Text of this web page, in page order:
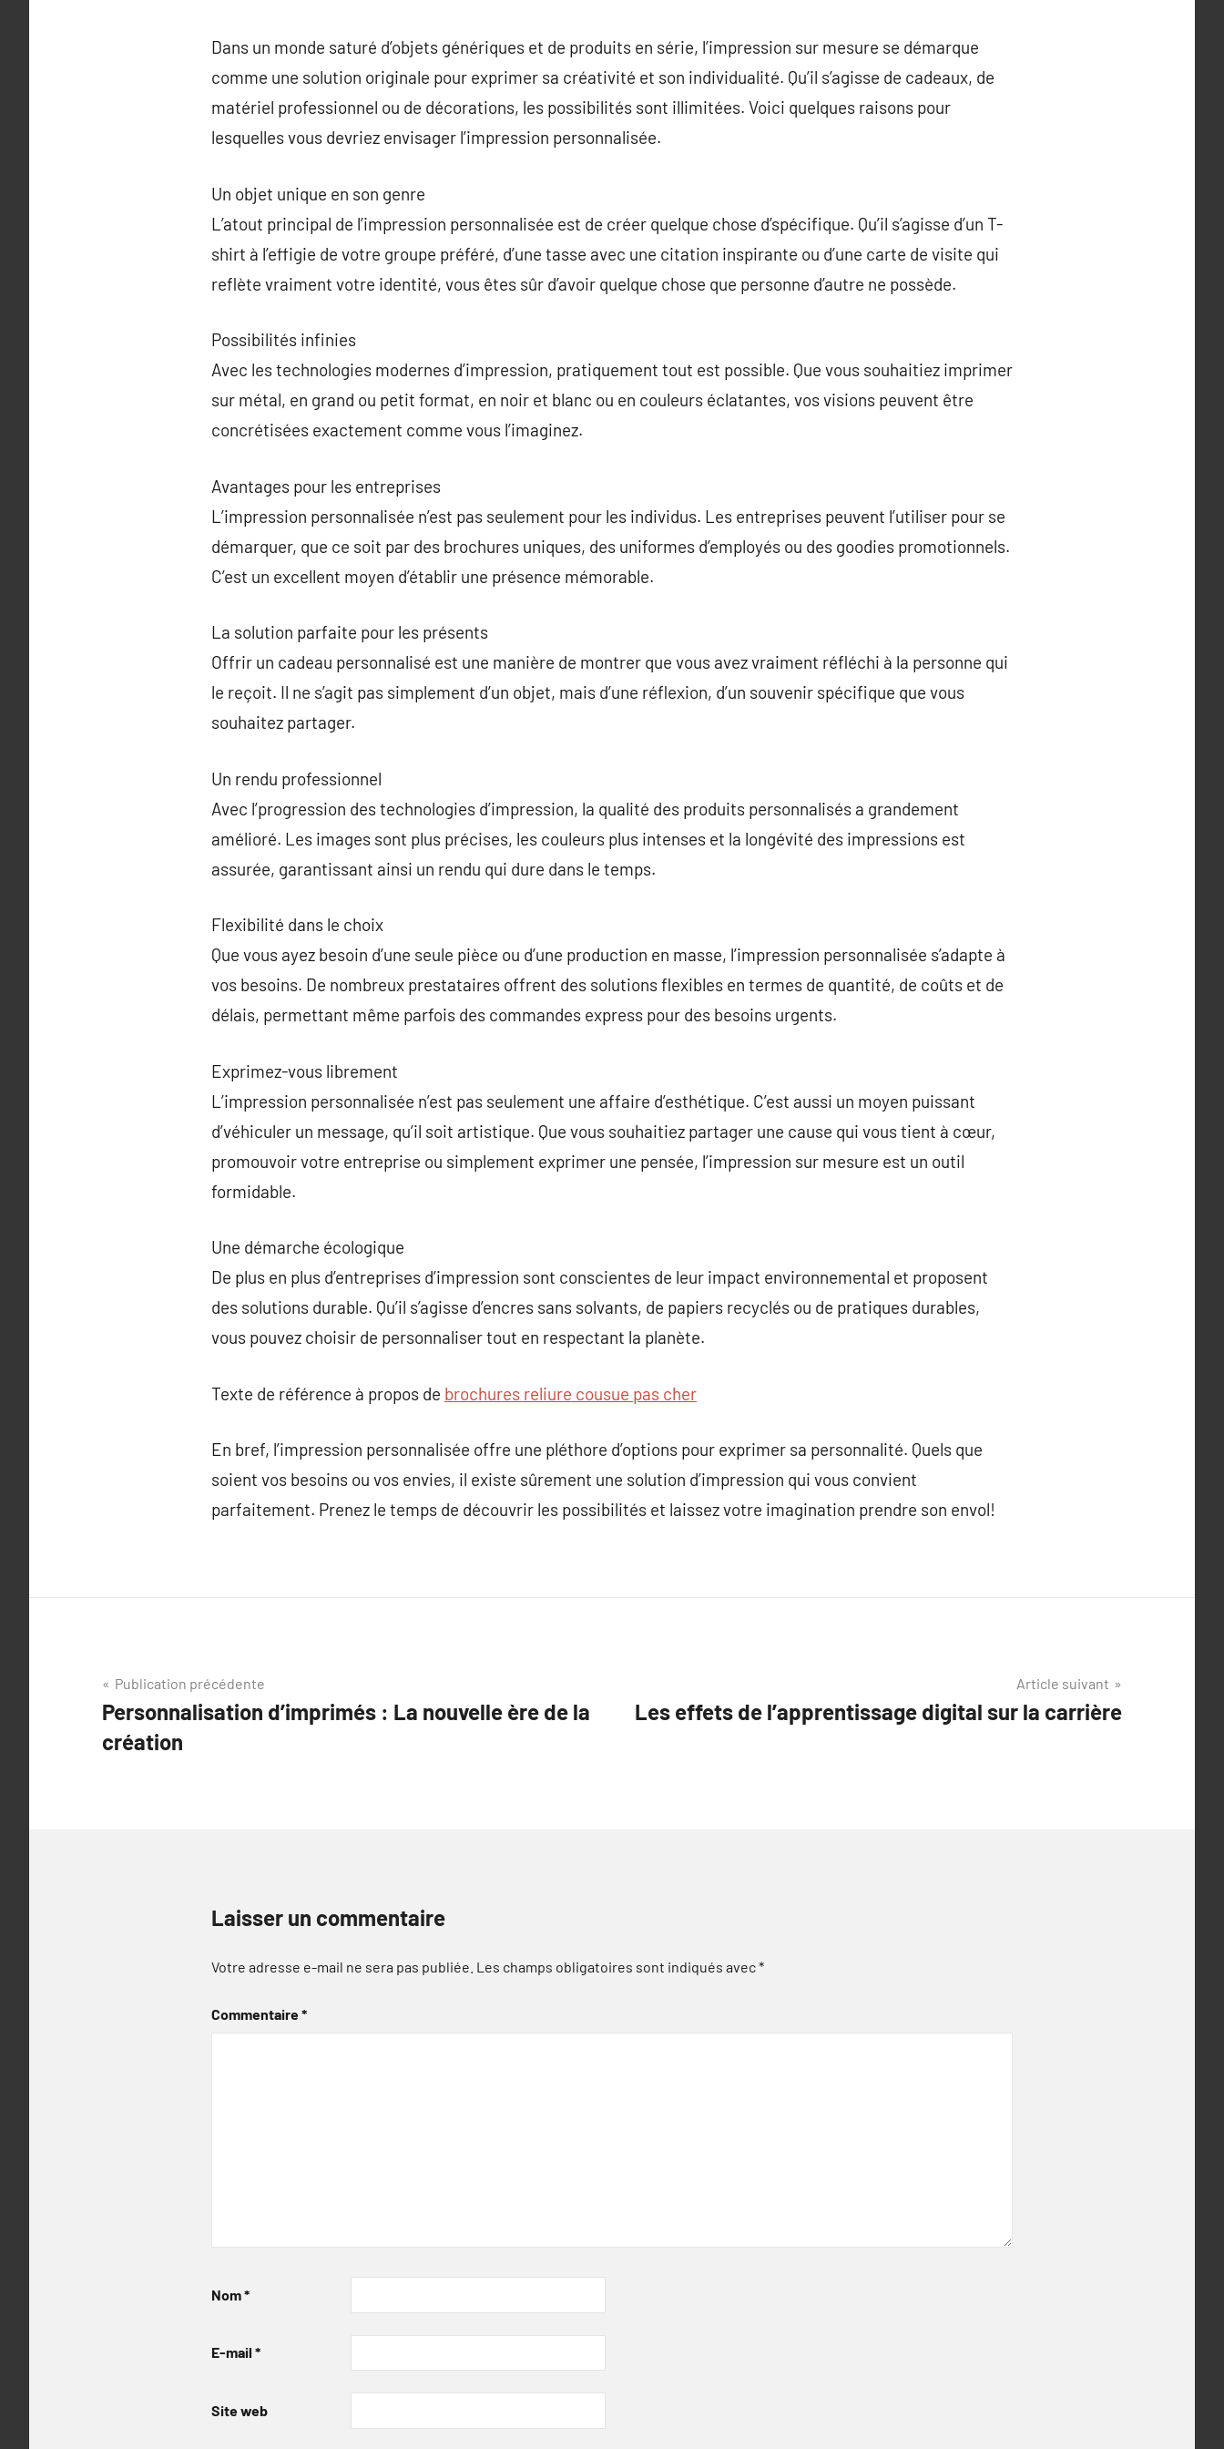
Dans un monde saturé d’objets génériques et de produits en série, l’impression sur mesure se démarque
comme une solution originale pour exprimer sa créativité et son individualité. Qu’il s’agisse de cadeaux, de
matériel professionnel ou de décorations, les possibilités sont illimitées. Voici quelques raisons pour
lesquelles vous devriez envisager l’impression personnalisée.
Un objet unique en son genre
L’atout principal de l’impression personnalisée est de créer quelque chose d’spécifique. Qu’il s’agisse d’un T-
shirt à l’effigie de votre groupe préféré, d’une tasse avec une citation inspirante ou d’une carte de visite qui
reflète vraiment votre identité, vous êtes sûr d’avoir quelque chose que personne d’autre ne possède.
Possibilités infinies
Avec les technologies modernes d’impression, pratiquement tout est possible. Que vous souhaitiez imprimer
sur métal, en grand ou petit format, en noir et blanc ou en couleurs éclatantes, vos visions peuvent être
concrétisées exactement comme vous l’imaginez.
Avantages pour les entreprises
L’impression personnalisée n’est pas seulement pour les individus. Les entreprises peuvent l’utiliser pour se
démarquer, que ce soit par des brochures uniques, des uniformes d’employés ou des goodies promotionnels.
C’est un excellent moyen d’établir une présence mémorable.
La solution parfaite pour les présents
Offrir un cadeau personnalisé est une manière de montrer que vous avez vraiment réfléchi à la personne qui
le reçoit. Il ne s’agit pas simplement d’un objet, mais d’une réflexion, d’un souvenir spécifique que vous
souhaitez partager.
Un rendu professionnel
Avec l’progression des technologies d’impression, la qualité des produits personnalisés a grandement
amélioré. Les images sont plus précises, les couleurs plus intenses et la longévité des impressions est
assurée, garantissant ainsi un rendu qui dure dans le temps.
Flexibilité dans le choix
Que vous ayez besoin d’une seule pièce ou d’une production en masse, l’impression personnalisée s’adapte à
vos besoins. De nombreux prestataires offrent des solutions flexibles en termes de quantité, de coûts et de
délais, permettant même parfois des commandes express pour des besoins urgents.
Exprimez-vous librement
L’impression personnalisée n’est pas seulement une affaire d’esthétique. C’est aussi un moyen puissant
d’véhiculer un message, qu’il soit artistique. Que vous souhaitiez partager une cause qui vous tient à cœur,
promouvoir votre entreprise ou simplement exprimer une pensée, l’impression sur mesure est un outil
formidable.
Une démarche écologique
De plus en plus d’entreprises d’impression sont conscientes de leur impact environnemental et proposent
des solutions durable. Qu’il s’agisse d’encres sans solvants, de papiers recyclés ou de pratiques durables,
vous pouvez choisir de personnaliser tout en respectant la planète.
Texte de référence à propos de brochures reliure cousue pas cher
En bref, l’impression personnalisée offre une pléthore d’options pour exprimer sa personnalité. Quels que
soient vos besoins ou vos envies, il existe sûrement une solution d’impression qui vous convient
parfaitement. Prenez le temps de découvrir les possibilités et laissez votre imagination prendre son envol!
Navigation
de
l’article
Publication précédente
Personnalisation d’imprimés : La nouvelle ère de la
création
Article suivant
Les effets de l’apprentissage digital sur la carrière
Laisser un commentaire
Votre adresse e-mail ne sera pas publiée. Les champs obligatoires sont indiqués avec*
Commentaire*
Nom*
E-mail *
Site web